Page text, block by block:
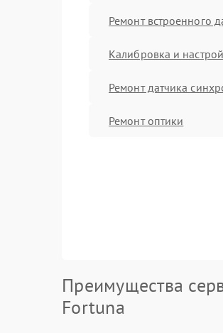
Ремонт встроенного
Калибровка и
Ремонт датчика
Ремонт оптики
Преимущества
Fortuna